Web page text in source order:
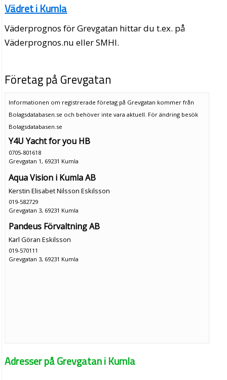
Vädret i Kumla
Väderprognos för Grevgatan hittar du t.ex. på
Väderprognos.nu eller SMHI.
Företag på Grevgatan
Informationen om registrerade företag på Grevgatan kommer från
Bolagsdatabasen.se och behöver inte vara aktuell. För ändring besök
Bolagsdatabasen.se
Y4U Yacht for you HB
0705-801618
Grevgatan 1, 69231 Kumla
Aqua Vision i Kumla AB
Kerstin Elisabet Nilsson Eskilsson
019-582729
Grevgatan 3, 69231 Kumla
Pandeus Förvaltning AB
Karl Göran Eskilsson
019-570111
Grevgatan 3, 69231 Kumla
Adresser på Grevgatan i Kumla